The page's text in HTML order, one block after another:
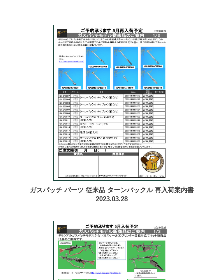
ガスパッチ パーツ 従来品 ターンバックル 再入荷案内書
2023.03.28